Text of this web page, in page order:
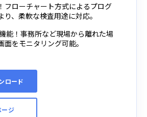
フローチャート方式によるプログ
り、柔軟な検査用途に対応。
能！事務所など現場から離れた場
面をモニタリング可能。
ロード
ージ